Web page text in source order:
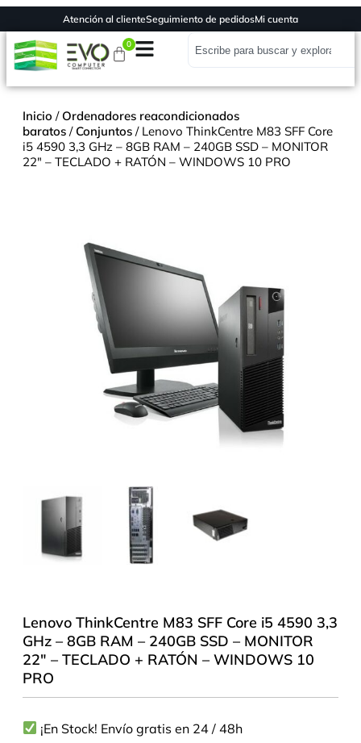
Atención al clienteSeguimiento de pedidosMi cuenta
0
Inicio /Ordenadores reacondicionados
baratos /Conjuntos / Lenovo ThinkCentre M83 SFF Core
i5 4590 3,3 GHz – 8GB RAM – 240GB SSD – MONITOR
22″ – TECLADO + RATÓN – WINDOWS 10 PRO
Lenovo ThinkCentre M83 SFF Core i5 4590 3,3
GHz – 8GB RAM – 240GB SSD – MONITOR
22″ – TECLADO + RATÓN – WINDOWS 10
PRO
¡En Stock! Envío gratis en 24 / 48h